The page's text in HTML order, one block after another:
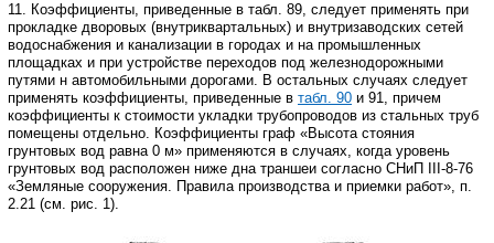
11. Коэффициенты, приведенные в табл. 89, следует применять при
прокладке дворовых (внутриквартальных) и внутризаводских сетей
водоснабжения и канализации в городах и на промышленных
площадках и при устройстве переходов под железнодорожными
путями н автомобильными дорогами. В остальных случаях следует
применять коэффициенты, приведенные в табл. 90 и 91, причем
коэффициенты к стоимости укладки трубопроводов из стальных труб
помещены отдельно. Коэффициенты граф «Высота стояния
грунтовых вод равна 0 м» применяются в случаях, когда уровень
грунтовых вод расположен ниже дна траншеи согласно СНиП
-8-76
«Земляные сооружения. Правила производства и приемки работ», п.
2.21 (см. рис. 1).